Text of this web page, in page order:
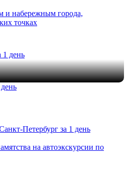
и набережным города,
точках
на автоэкскурсии по